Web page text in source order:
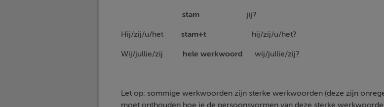
stamjij?
Hij/zij/u/het stam+t hij/zij/u/het?
Wij/jullie/zij hele werkwoord wij/jullie/zij?
Let op: sommige werkwoorden zijn sterke werkwoorden (deze zijn
moet onthouden hoe je de persoonsvormen van deze sterke